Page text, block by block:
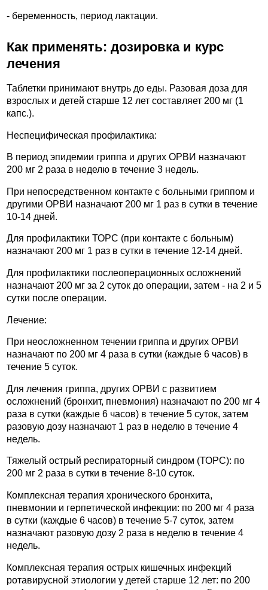
- беременность, период лактации.
Как применять: дозировка и курс
лечения
Таблетки принимают внутрь до еды. Разовая доза для
взрослых и детей старше 12 лет составляет 200 мг (1
капс.).
Неспецифическая профилактика:
В период эпидемии гриппа и других ОРВИ назначают
200 мг 2 раза в неделю в течение 3 недель.
При непосредственном контакте с больными гриппом и
другими ОРВИ назначают 200 мг 1 раз в сутки в течение
10-14 дней.
Для профилактики ТОРС (при контакте с больным)
назначают 200 мг 1 раз в сутки в течение 12-14 дней.
Для профилактики послеоперационных осложнений
назначают 200 мг за 2 суток до операции, затем - на 2 и 5
сутки после операции.
Лечение:
При неосложненном течении гриппа и других ОРВИ
назначают по 200 мг 4 раза в сутки (каждые 6 часов) в
течение 5 суток.
Для лечения гриппа, других ОРВИ с развитием
осложнений (бронхит, пневмония) назначают по 200 мг 4
раза в сутки (каждые 6 часов) в течение 5 суток, затем
разовую дозу назначают 1 раз в неделю в течение 4
недель.
Тяжелый острый респираторный синдром (ТОРС): по
200 мг 2 раза в сутки в течение 8-10 суток.
Комплексная терапия хронического бронхита,
пневмонии и герпетической инфекции: по 200 мг 4 раза
в сутки (каждые 6 часов) в течение 5-7 суток, затем
назначают разовую дозу 2 раза в неделю в течение 4
недель.
Комплексная терапия острых кишечных инфекций
ротавирусной этиологии у детей старше 12 лет: по 200